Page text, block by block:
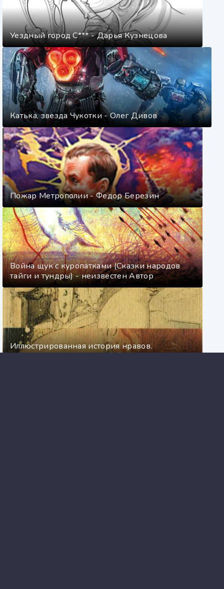
Уездный город С*** - Дарья Кузнецова
Катька, звезда Чукотки - Олег Дивов
Пожар Метрополии - Федор Березин
Война щук с куропатками (Сказки народов
тайги и тундры) - неизвестен Автор
Иллюстрированная история нравов.
Буржуазный век - Эдуард Фукс